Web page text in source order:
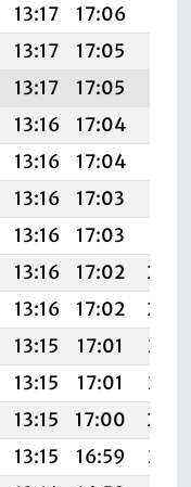
13:17 17:06
13:17 17:05
13:17 17:05
13:16 17:04
13:16 17:04
13:16 17:03
13:16 17:03
13:16 17:02
13:16 17:02
13:15 17:01
13:15 17:01
13:15 17:00
13:15 16:59